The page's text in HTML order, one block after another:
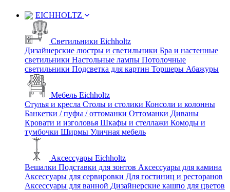
EICHHOLTZ
Светильники Eichholtz
Дизайнерские люстры и светильники Бра и настенные
светильники Настольные лампы Потолочные
светильники Подсветка для картин Торшеры Абажуры
Мебель Eichholtz
Стулья и кресла Столы и столики Консоли и колонны
Банкетки / пуфы / оттоманки Оттоманки Диваны
Кровати и изголовья Шкафы и стеллажи Комоды и
тумбочки Ширмы Уличная мебель
Аксессуары Eichholtz
Вешалки Подставки для зонтов Аксессуары для камина
Аксессуары для сервировки Для гостиниц и ресторанов
Аксессуары для ванной Дизайнерские кашпо для цветов